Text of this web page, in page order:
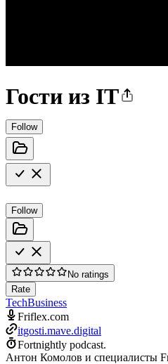
Гости из IT
Follow
Follow
No ratings
Rate
TechBusiness
Friflex.com
itgosti.mave.digital
Fortnightly podcast.
Антон Комолов и специалисты